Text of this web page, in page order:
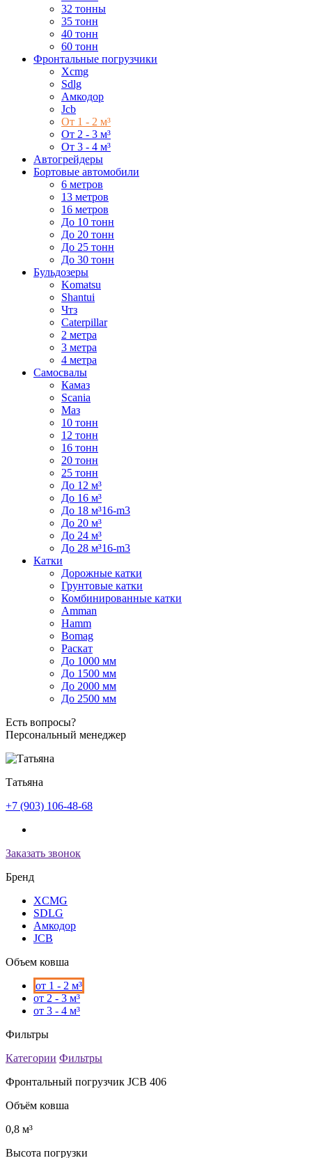
32 тонны
35 тонн
40 тонн
60 тонн
Фронтальные погрузчики
Xcmg
Sdlg
Амкодор
Jcb
От 1 - 2 м³
От 2 - 3 м³
От 3 - 4 м³
Автогрейдеры
Бортовые автомобили
6 метров
13 метров
16 метров
До 10 тонн
До 20 тонн
До 25 тонн
До 30 тонн
Бульдозеры
Komatsu
Shantui
Чтз
Caterpillar
2 метра
3 метра
4 метра
Самосвалы
Камаз
Scania
Маз
10 тонн
12 тонн
16 тонн
20 тонн
25 тонн
До 12 м³
До 16 м³
До 18 м³16-m3
До 20 м³
До 24 м³
До 28 м³16-m3
Катки
Дорожные катки
Грунтовые катки
Комбинированные катки
Amman
Hamm
Bomag
Раскат
До 1000 мм
До 1500 мм
До 2000 мм
До 2500 мм
Есть вопросы?
Персональный менеджер
Татьяна
+7 (903) 106-48-68
Заказать звонок
Бренд
XCMG
SDLG
Амкодор
JCB
Объем ковша
от 1 - 2 м³
от 2 - 3 м³
от 3 - 4 м³
Фильтры
Категории Фильтры
Фронтальный погрузчик JCB 406
Объём ковша
0,8 м³
Высота погрузки